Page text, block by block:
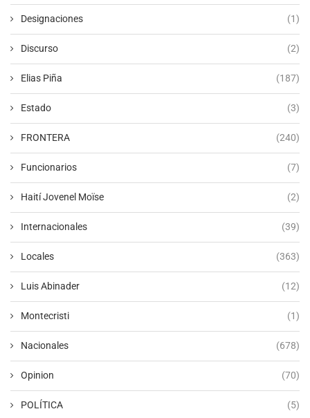
Designaciones (1)
Discurso (2)
Elias Piña (187)
Estado (3)
FRONTERA (240)
Funcionarios (7)
Haití Jovenel Moïse (2)
Internacionales (39)
Locales (363)
Luis Abinader (12)
Montecristi (1)
Nacionales (678)
Opinion (70)
POLÍTICA (5)